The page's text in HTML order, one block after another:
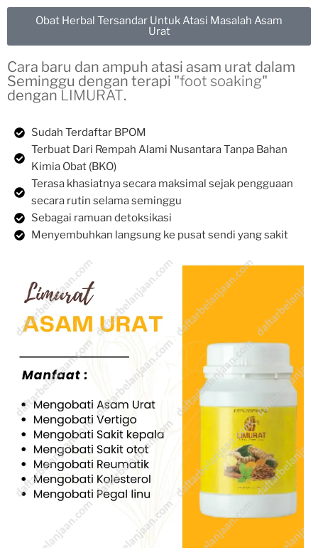
Obat Herbal Tersandar Untuk Atasi Masalah Asam
Urat
Cara baru dan ampuh atasi asam urat dalam
Seminggu dengan terapi "foot soaking"
dengan LIMURAT.
Sudah Terdaftar BPOM
Terbuat Dari Rempah Alami Nusantara Tanpa Bahan
Kimia Obat (BKO)
Terasa khasiatnya secara maksimal sejak pengguaan
secara rutin selama seminggu
Sebagai ramuan detoksikasi
Menyembuhkan langsung ke pusat sendi yang sakit